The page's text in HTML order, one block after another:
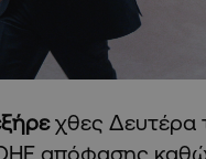
χθες Δευτέρα
απόφασης